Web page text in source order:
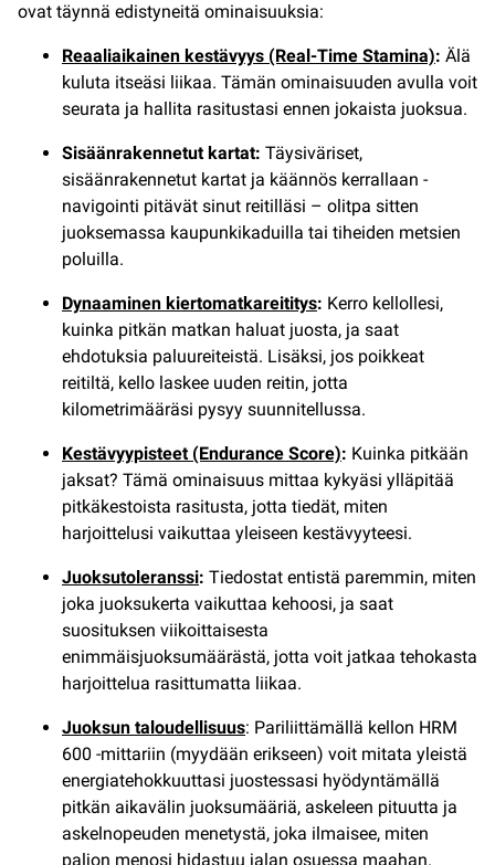
ovat täynnä edistyneitä ominaisuuksia:
Reaaliaikainen kestävyys (Real-Time Stamina): Älä
kuluta itseäsi liikaa. Tämän ominaisuuden avulla voit
seurata ja hallita rasitustasi ennen jokaista juoksua.
Sisäänrakennetut kartat: Täysiväriset,
sisäänrakennetut kartat ja käännös kerrallaan -
navigointi pitävät sinut reitilläsi – olitpa sitten
juoksemassa kaupunkikaduilla tai tiheiden metsien
poluilla.
Dynaaminen kiertomatkareititys: Kerro kellollesi,
kuinka pitkän matkan haluat juosta, ja saat
ehdotuksia paluureiteistä. Lisäksi, jos poikkeat
reitiltä, kello laskee uuden reitin, jotta
kilometrimääräsi pysyy suunnitellussa.
Kestävyypisteet (Endurance Score): Kuinka pitkään
jaksat? Tämä ominaisuus mittaa kykyäsi ylläpitää
pitkäkestoista rasitusta, jotta tiedät, miten
harjoittelusi vaikuttaa yleiseen kestävyyteesi.
Juoksutoleranssi: Tiedostat entistä paremmin, miten
joka juoksukerta vaikuttaa kehoosi, ja saat
suosituksen viikoittaisesta
enimmäisjuoksumäärästä, jotta voit jatkaa tehokasta
harjoittelua rasittumatta liikaa.
Juoksun taloudellisuus: Pariliittämällä kellon HRM
600 -mittariin (myydään erikseen) voit mitata yleistä
energiatehokkuuttasi juostessasi hyödyntämällä
pitkän aikavälin juoksumääriä, askeleen pituutta ja
askelnopeuden menetystä, joka ilmaisee, miten
paljon menosi hidastuu jalan osuessa maahan.